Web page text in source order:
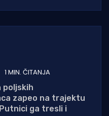
1 MIN. ČITANJA
poljskih
zapeo na trajektu
ga tresli i